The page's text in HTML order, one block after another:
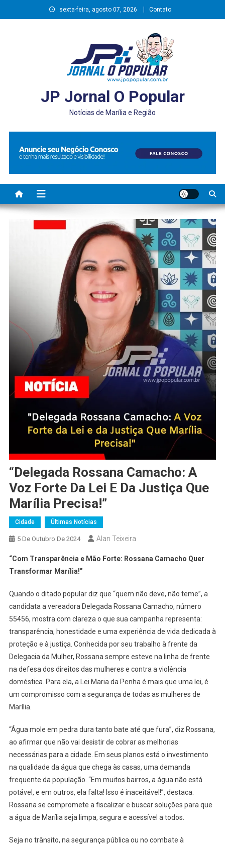
to
sexta-feira, agosto 07, 2026 Contato
JP Jornal O Popular
Notícias de Marília e Região
“Delegada Rossana Camacho: A
Voz Forte Da Lei E Da Justiça Que
Marília Precisa!”
Cidade Últimas Notícias
5 De Outubro De 2024 Alan Teixeira
“Com Transparência e Mão Forte: Rossana Camacho Quer
Transformar Marília!”
Quando o ditado popular diz que “quem não deve, não teme”, a
candidata a vereadora Delegada Rossana Camacho, número
55456, mostra com clareza o que sua campanha representa:
transparência, honestidade e uma experiência de vida dedicada à
proteção e à justiça. Conhecida por seu trabalho à frente da
Delegacia da Mulher, Rossana sempre esteve na linha de frente
na defesa dos direitos das mulheres e contra a violência
doméstica. Para ela, a Lei Maria da Penha é mais que uma lei, é
um compromisso com a segurança de todas as mulheres de
Marília.
“Água mole em pedra dura tanto bate até que fura”, diz Rossana,
ao afirmar que não vai desistir de cobrar as melhorias
necessárias para a cidade. Em seus planos está o investimento
na qualidade da água que chega às casas, uma demanda
frequente da população. “Em muitos bairros, a água não está
potável, e em outros, ela falta! Isso é inaceitável!”, destaca.
Rossana se compromete a fiscalizar e buscar soluções para que
a água de Marília seja limpa, segura e acessível a todos.
Seja no trânsito, na segurança pública ou no combate à